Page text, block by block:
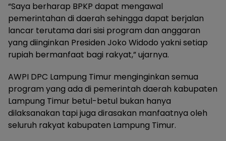
“Saya berharap BPKP dapat mengawal
pemerintahan di daerah sehingga dapat berjalan
lancar terutama dari sisi program dan anggaran
yang diinginkan Presiden Joko Widodo yakni setiap
rupiah bermanfaat bagi rakyat,” ujarnya.
AWPI DPC Lampung Timur menginginkan semua
program yang ada di pemerintah daerah kabupaten
Lampung Timur betul-betul bukan hanya
dilaksanakan tapi juga dirasakan manfaatnya oleh
seluruh rakyat kabupaten Lampung Timur.